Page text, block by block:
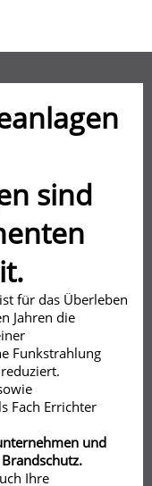
sind
für das Überleben
Jahren die
Funkstrahlung
Fach Errichter
und
Ihre